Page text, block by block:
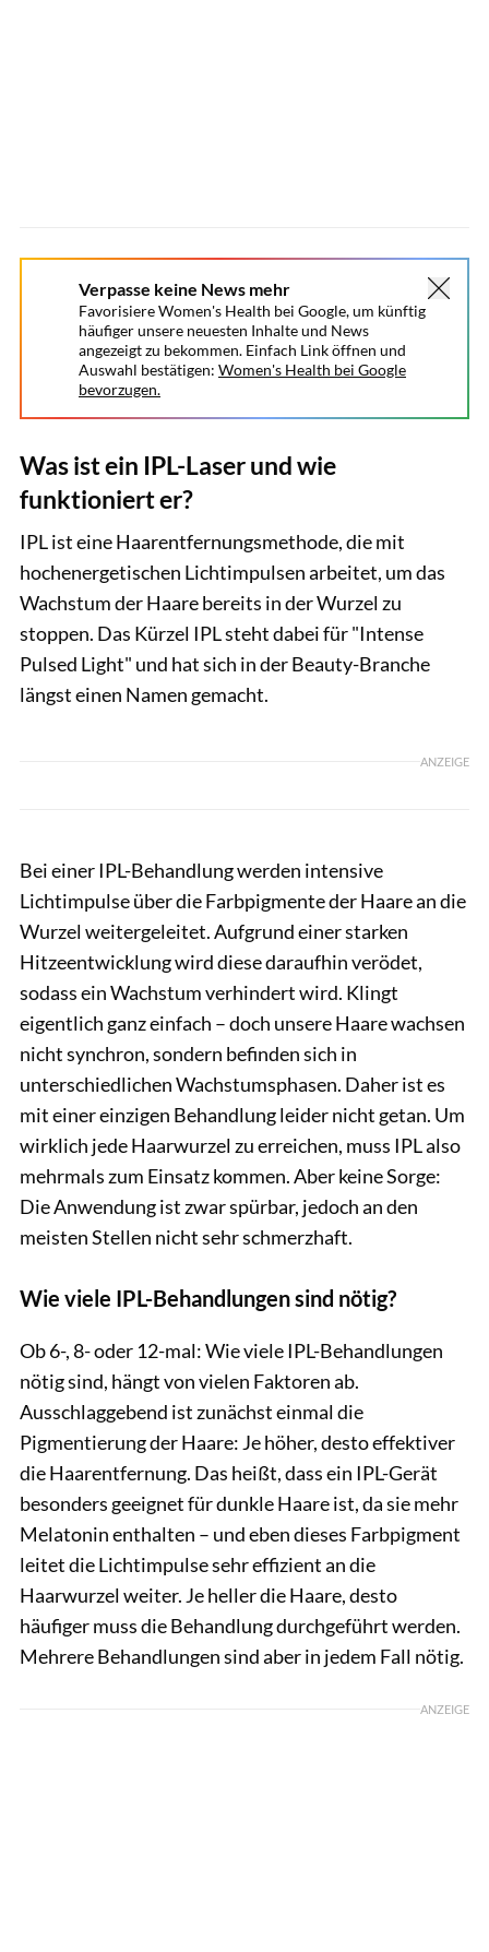
Verpasse keine News mehr
Favorisiere Women's Health bei Google, um künftig
häufiger unsere neuesten Inhalte und News
angezeigt zu bekommen. Einfach Link öffnen und
Auswahl bestätigen: Women's Health bei Google
bevorzugen.
Was ist ein IPL-Laser und wie
funktioniert er?
IPL ist eine Haarentfernungsmethode, die mit
hochenergetischen Lichtimpulsen arbeitet, um das
Wachstum der Haare bereits in der Wurzel zu
stoppen. Das Kürzel IPL steht dabei für "Intense
Pulsed Light" und hat sich in der Beauty-Branche
längst einen Namen gemacht.
ANZEIGE
Bei einer IPL-Behandlung werden intensive
Lichtimpulse über die Farbpigmente der Haare an die
Wurzel weitergeleitet. Aufgrund einer starken
Hitzeentwicklung wird diese daraufhin verödet,
sodass ein Wachstum verhindert wird. Klingt
eigentlich ganz einfach – doch unsere Haare wachsen
nicht synchron, sondern befinden sich in
unterschiedlichen Wachstumsphasen. Daher ist es
mit einer einzigen Behandlung leider nicht getan. Um
wirklich jede Haarwurzel zu erreichen, muss IPL also
mehrmals zum Einsatz kommen. Aber keine Sorge:
Die Anwendung ist zwar spürbar, jedoch an den
meisten Stellen nicht sehr schmerzhaft.
Wie viele IPL-Behandlungen sind nötig?
Ob 6-, 8- oder 12-mal: Wie viele IPL-Behandlungen
nötig sind, hängt von vielen Faktoren ab.
Ausschlaggebend ist zunächst einmal die
Pigmentierung der Haare: Je höher, desto effektiver
die Haarentfernung. Das heißt, dass ein IPL-Gerät
besonders geeignet für dunkle Haare ist, da sie mehr
Melatonin enthalten – und eben dieses Farbpigment
leitet die Lichtimpulse sehr effizient an die
Haarwurzel weiter. Je heller die Haare, desto
häufiger muss die Behandlung durchgeführt werden.
Mehrere Behandlungen sind aber in jedem Fall nötig.
ANZEIGE